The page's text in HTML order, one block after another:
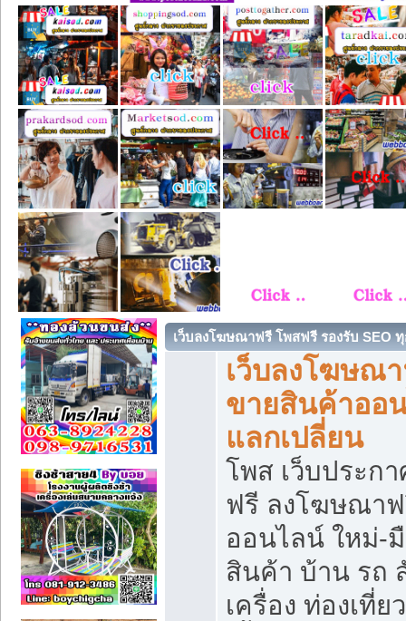
เว็บลงโฆษณาฟรี โพสฟรี รองรับ SEO
เว็บลงโฆษณ
ขายสินค้าออ
แลกเปลี่ยน
โพส เว็บประก
ฟรี ลงโฆษณา
ออนไลน์ ใหม่-
สินค้า บ้าน รถ
เครื่อง ท่องเที่ย